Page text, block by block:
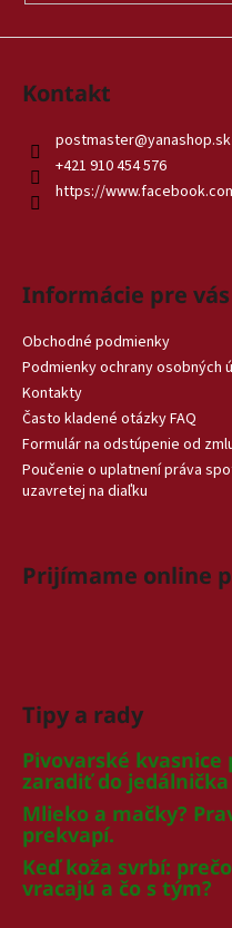
Kontakt
postmaster@yanashop.sk
+421 910 454 576
https://
Informácie pre vás
Obchodné podmienky
Podmienky ochrany osobných
Kontakty
Často kladené otázky FAQ
Formulár na odstúpenie od
Poučenie o uplatnení práva
uzavretej na diaľku
Prijímame online
Tipy a rady
Pivovarské kvasnice
zaradiť do jedálnička
Mlieko a mačky?
prekvapí.
Keď koža svrbí:
vracajú a čo s tým?